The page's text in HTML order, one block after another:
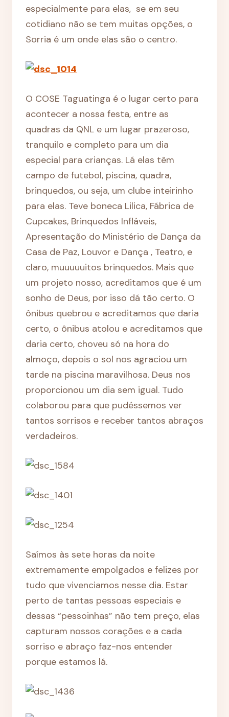
especialmente para elas, se em seu
cotidiano não se tem muitas opções, o
Sorria é um onde elas são o centro.
O COSE Taguatinga é o lugar certo para
acontecer a nossa festa, entre as
quadras da QNL e um lugar prazeroso,
tranquilo e completo para um dia
especial para crianças. Lá elas têm
campo de futebol, piscina, quadra,
brinquedos, ou seja, um clube inteirinho
para elas. Teve boneca Lilica, Fábrica de
Cupcakes, Brinquedos Infláveis,
Apresentação do Ministério de Dança da
Casa de Paz, Louvor e Dança , Teatro, e
claro, muuuuuitos brinquedos. Mais que
um projeto nosso, acreditamos que é um
sonho de Deus, por isso dá tão certo. O
ônibus quebrou e acreditamos que daria
certo, o ônibus atolou e acreditamos que
daria certo, choveu só na hora do
almoço, depois o sol nos agraciou um
tarde na piscina maravilhosa. Deus nos
proporcionou um dia sem igual. Tudo
colaborou para que pudéssemos ver
tantos sorrisos e receber tantos abraços
verdadeiros.
Saímos às sete horas da noite
extremamente empolgados e felizes por
tudo que vivenciamos nesse dia. Estar
perto de tantas pessoas especiais e
dessas “pessoinhas” não tem preço, elas
capturam nossos corações e a cada
sorriso e abraço faz-nos entender
porque estamos lá.